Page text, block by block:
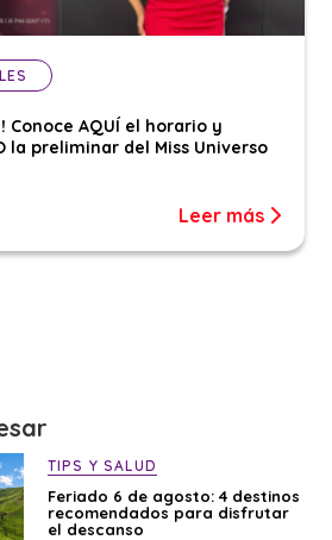
Conoce AQUÍ el horario y
la preliminar del Miss Universo
Leer más
TIPS Y SALUD
Feriado 6 de agosto: 4 destinos
recomendados para disfrutar
el descanso